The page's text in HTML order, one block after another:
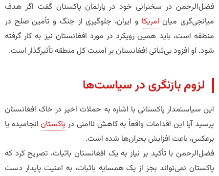
فضل‌الرحمن در سخنرانی خود در پارلمان پاکستان گفت اگر هدف
میانجی‌گری میان امریکا و ایران، جلوگیری از جنگ و تأمین صلح در
منطقه است، باید همین رویکرد در مورد افغانستان نیز به کار گرفته
شود. او افزود بی‌ثباتی افغانستان بر امنیت کل منطقه تأثیرگذار است.
لزوم بازنگری در سیاست‌ها
این سیاستمدار پاکستانی با اشاره به حملات اخیر در خاک افغانستان
پرسید آیا این اقدامات واقعاً به کاهش ناامنی در پاکستانانجامیده یا
برعکس، باعث افزایش بحران‌ها شده است.
فضل‌الرحمن با تأکید بر نیاز به یک افغانستان باثبات، تصریح کرد که
پاکستان نمی‌تواند بجز از یک همسایه باثبات، به امنیت پایدار دست